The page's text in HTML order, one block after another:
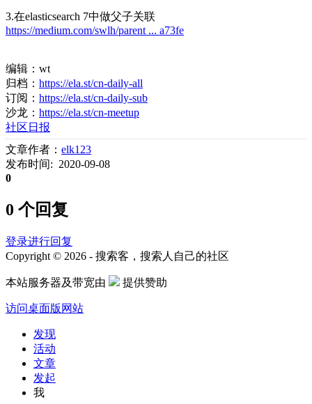
3.在elasticsearch 7中做父子关联
https://medium.com/swlh/parent ... a73fe
编辑：wt
归档： https://ela.st/cn-daily-all
订阅： https://ela.st/cn-daily-sub
沙龙： https://ela.st/cn-meetup
社区日报
文章作者： elk123
发布时间: 2020-09-08
0
0 个回复
登录进行回复
Copyright © 2026 - 搜索客，搜索人自己的社区
本站服务器及带宽由 提供赞助
访问桌面版网站
发现
活动
文章
发起
我